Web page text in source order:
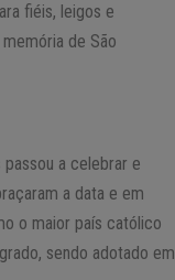
fiéis, leigos e
de São
a celebrar e
a data e em
o maior país católico
sendo adotado em